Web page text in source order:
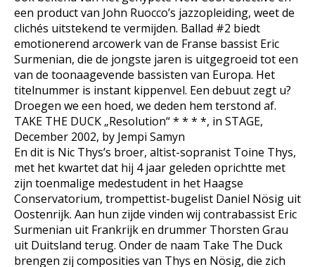
een product van John Ruocco’s jazzopleiding, weet de
clichés uitstekend te vermijden. Ballad #2 biedt
emotionerend arcowerk van de Franse bassist Eric
Surmenian, die de jongste jaren is uitgegroeid tot een
van de toonaagevende bassisten van Europa. Het
titelnummer is instant kippenvel. Een debuut zegt u?
Droegen we een hoed, we deden hem terstond af.
TAKE THE DUCK „Resolution“ * * * *, in STAGE,
December 2002, by Jempi Samyn
En dit is Nic Thys’s broer, altist-sopranist Toine Thys,
met het kwartet dat hij 4 jaar geleden oprichtte met
zijn toenmalige medestudent in het Haagse
Conservatorium, trompettist-bugelist Daniel Nösig uit
Oostenrijk. Aan hun zijde vinden wij contrabassist Eric
Surmenian uit Frankrijk en drummer Thorsten Grau
uit Duitsland terug. Onder de naam Take The Duck
brengen zij composities van Thys en Nösig, die zich